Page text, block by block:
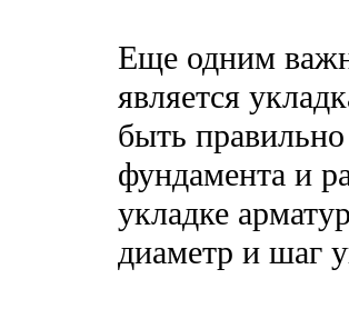
Еще одним
является
быть
фундамента и
укладке
диаметр и шаг